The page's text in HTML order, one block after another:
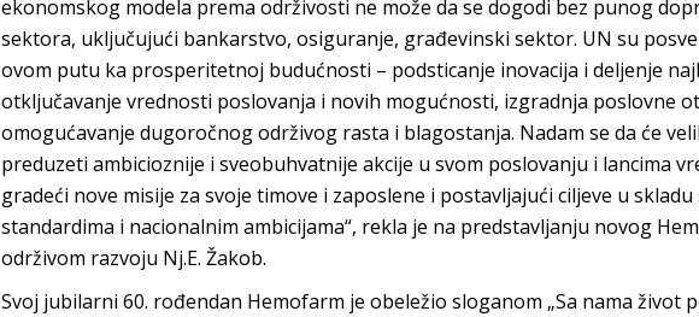
ekonomskog modela prema održivosti ne može da se dogodi bez punog
sektora, uključujući bankarstvo, osiguranje, građevinski sektor. UN su
ovom putu ka prosperitetnoj budućnosti – podsticanje inovacija i deljenje
otključavanje vrednosti poslovanja i novih mogućnosti, izgradnja poslovne
omogućavanje dugoročnog održivog rasta i blagostanja. Nadam se da će
preduzeti ambicioznije i sveobuhvatnije akcije u svom poslovanju i lancima
gradeći nove misije za svoje timove i zaposlene i postavljajući ciljeve u
standardima i nacionalnim ambicijama“, rekla je na predstavljanju novog
održivom razvoju Nj.E. Žakob.
Svoj jubilarni 60. rođendan Hemofarm je obeležio sloganom „Sa nama život